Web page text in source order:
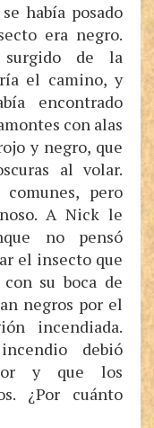
había posado
era negro.
de la
el camino, y
encontrado
con alas
y negro, que
al volar.
pero
A Nick le
no pensó
el insecto que
su boca de
negros por el
incendiada.
debió
y que los
¿Por cuánto